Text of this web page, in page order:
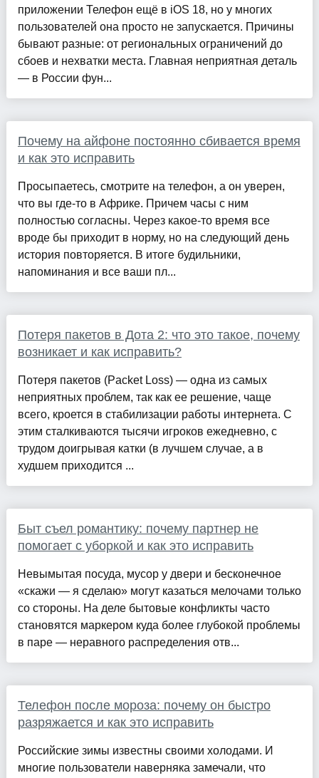
приложении Телефон ещё в iOS 18, но у многих
пользователей она просто не запускается. Причины
бывают разные: от региональных ограничений до
сбоев и нехватки места. Главная неприятная деталь
— в России фун...
Почему на айфоне постоянно сбивается время
и как это исправить
Просыпаетесь, смотрите на телефон, а он уверен,
что вы где-то в Африке. Причем часы с ним
полностью согласны. Через какое-то время все
вроде бы приходит в норму, но на следующий день
история повторяется. В итоге будильники,
напоминания и все ваши пл...
Потеря пакетов в Дота 2: что это такое, почему
возникает и как исправить?
Потеря пакетов (Packet Loss) — одна из самых
неприятных проблем, так как ее решение, чаще
всего, кроется в стабилизации работы интернета. С
этим сталкиваются тысячи игроков ежедневно, с
трудом доигрывая катки (в лучшем случае, а в
худшем приходится ...
Быт съел романтику: почему партнер не
помогает с уборкой и как это исправить
Невымытая посуда, мусор у двери и бесконечное
«скажи — я сделаю» могут казаться мелочами только
со стороны. На деле бытовые конфликты часто
становятся маркером куда более глубокой проблемы
в паре — неравного распределения отв...
Телефон после мороза: почему он быстро
разряжается и как это исправить
Российские зимы известны своими холодами. И
многие пользователи наверняка замечали, что